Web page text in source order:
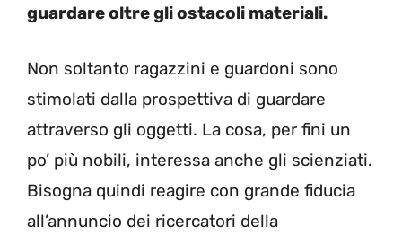
guardare oltre gli ostacoli materiali.
Non soltanto ragazzini e guardoni sono
stimolati dalla prospettiva di guardare
attraverso gli oggetti. La cosa, per fini un
po’ più nobili, interessa anche gli scienziati.
Bisogna quindi reagire con grande fiducia
all’annuncio dei ricercatori della